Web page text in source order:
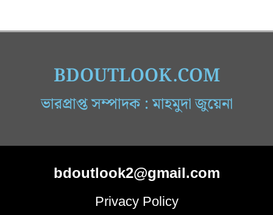
BDOUTLOOK.COM
ভারপ্রাপ্ত সম্পাদক : মাহমুদা জুয়েনা
bdoutlook2@gmail.com
Privacy Policy